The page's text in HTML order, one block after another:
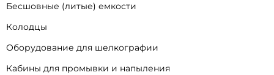
Бесшовные (литые) емкости
Колодцы
Оборудование для шелкографии
Кабины для промывки и напыления